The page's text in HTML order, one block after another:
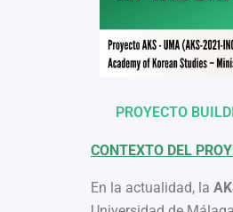
PROYECTO
CONTEXTO DEL
En la actualidad, la